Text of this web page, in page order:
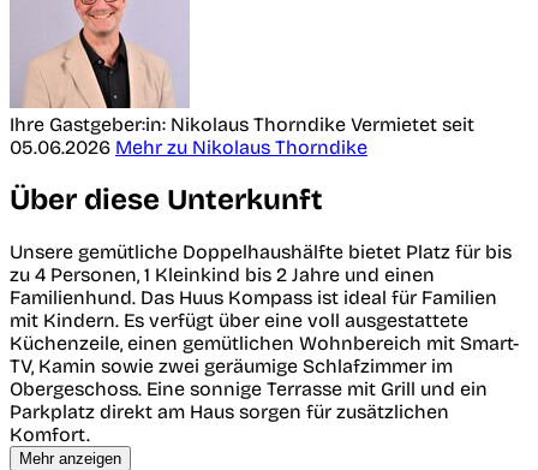
Ihre Gastgeber:in: Nikolaus Thorndike Vermietet seit
05.06.2026 Mehr zu Nikolaus Thorndike
Über diese Unterkunft
Unsere gemütliche Doppelhaushälfte bietet Platz für bis
zu 4 Personen, 1 Kleinkind bis 2 Jahre und einen
Familienhund. Das Huus Kompass ist ideal für Familien
mit Kindern. Es verfügt über eine voll ausgestattete
Küchenzeile, einen gemütlichen Wohnbereich mit Smart-
TV, Kamin sowie zwei geräumige Schlafzimmer im
Obergeschoss. Eine sonnige Terrasse mit Grill und ein
Parkplatz direkt am Haus sorgen für zusätzlichen
Komfort.
Mehr anzeigen